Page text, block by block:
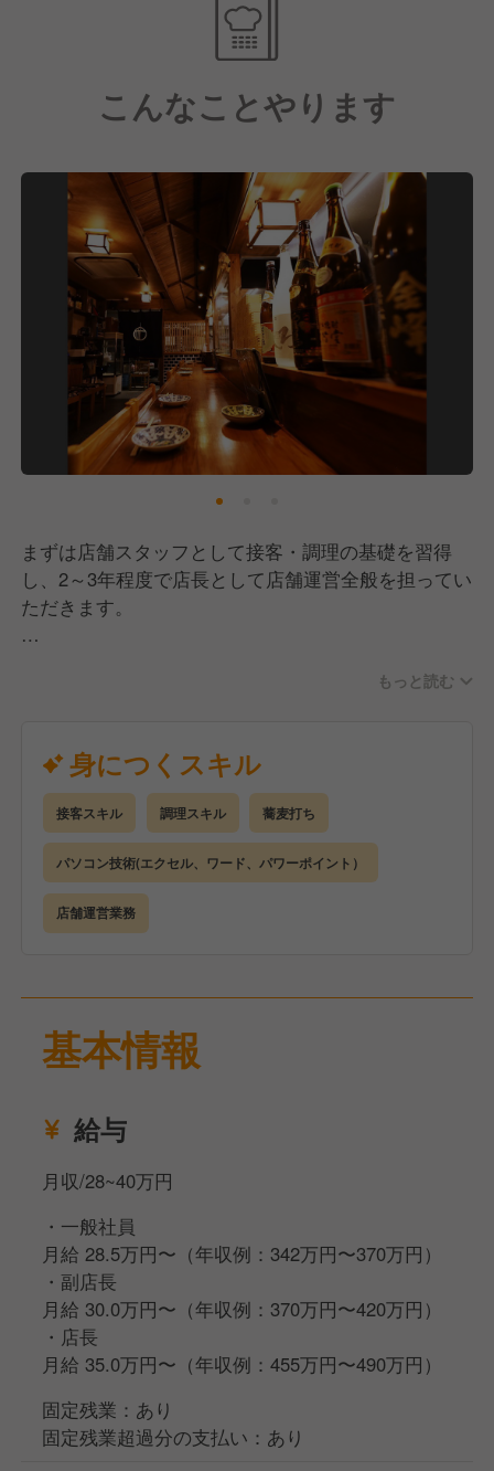
分たちの手でブランドを創り上げる手応えをダイレク
トに感じられる環境です。
また、大型イベントを通じて福岡を熱くするグループ
の一員として、店舗の枠を飛び越え、街全体にワクワ
身の可能性をどこまでも広げることができます。
こんなことやります
まずは店舗スタッフとして接客・調理の基礎を習得
し、2～3年程度で店長として店舗運営全般を担ってい
ただきます。
イベントの企画・オペレーション改善など、あなたの
力です。
【具体的には】
・ホール、キッチンの全体管理
・予約管理、接客サービス全般
・売上、在庫、シフト管理
・スタッフの育成
ージャーや経営幹部へのステップアップも可能です。
私たちは、過去の経験よりも「本気で学びたい」とい
う向上心を何より大切にしています。意欲さえあれ
す。
会社が成長フェーズにある今、キャリアの選択肢は無
限です。
店長の先には、マネージャーや経営幹部への昇格、新
規事業の立ち上げ、大型イベントの企画運営、さらに
は社内独立制度など、あなたの野心を形にする多彩な
道を用意しています。
もっと読む
身につくスキル
接客スキル 調理スキル 蕎麦打ち
パソコン技術(エクセル、ワード、パワーポイント）
店舗運営業務
基本情報
給与
月収/28~40万円
・一般社員
月給 28.5万円〜（年収例：342万円〜370万円）
・副店長
月給 30.0万円〜（年収例：370万円〜420万円）
・店長
月給 35.0万円〜（年収例：455万円〜490万円）
固定残業：あり
固定残業超過分の支払い：あり